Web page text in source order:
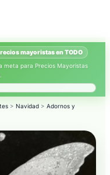
mayoristas en TODO
meta para Precios Mayoristas
> Navidad > Adornos y